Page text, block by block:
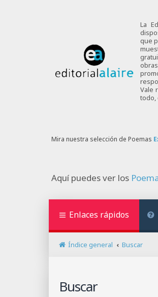
La
que
Vale
todo,
Mira nuestra selección de Poemas
Aquí puedes ver los
Enlaces rápidos
Índice general Buscar
Buscar